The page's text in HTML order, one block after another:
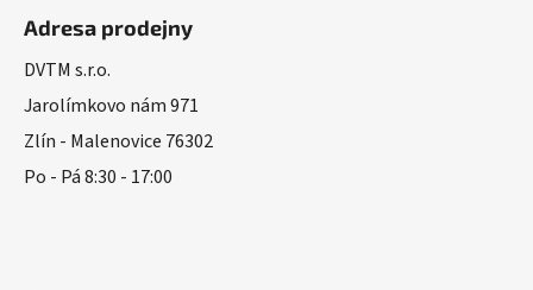
Adresa prodejny
DVTM s.r.o.
Jarolímkovo nám 971
Zlín - Malenovice 76302
Po - Pá 8:30 - 17:00